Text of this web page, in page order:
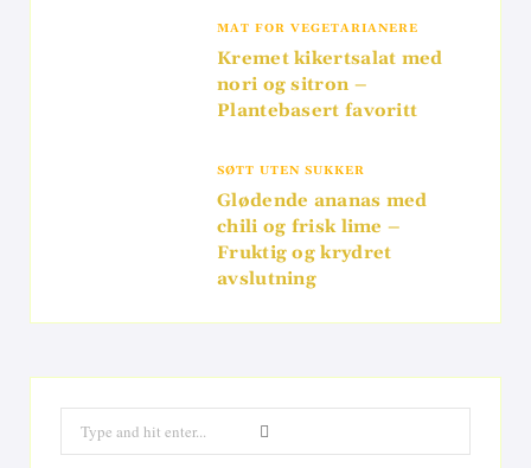
MAT FOR VEGETARIANERE
Kremet kikertsalat med
nori og sitron –
Plantebasert favoritt
SØTT UTEN SUKKER
Glødende ananas med
chili og frisk lime –
Fruktig og krydret
avslutning
for: